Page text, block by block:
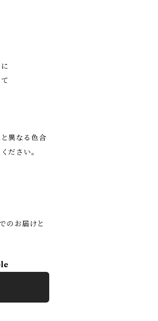
異なる色合
ださい。
のお届けと